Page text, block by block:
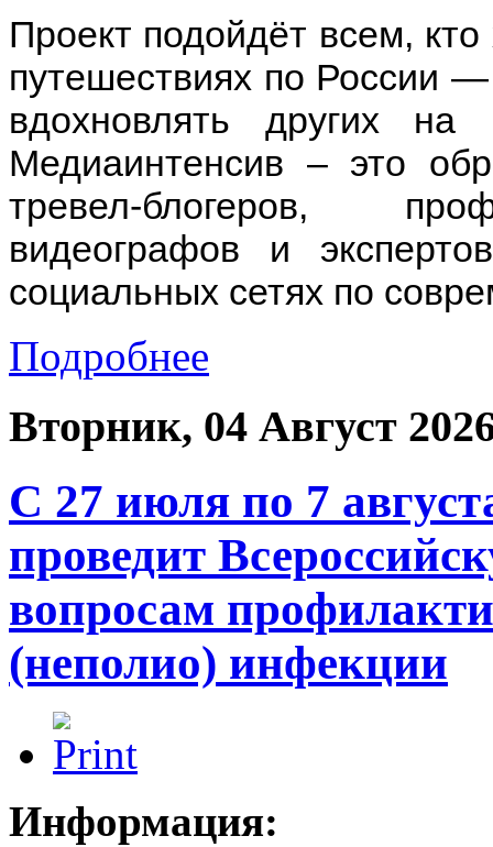
Проект подойдёт всем,
путешествиях по России
вдохновлять других
Медиаинтенсив – это
тревел-блогеров,
видеографов и
социальных сетях по
Подробнее
Вторник, 04 Август
С 27 июля по 7
проведит
вопросам
(неполио) инфекции
Информация: